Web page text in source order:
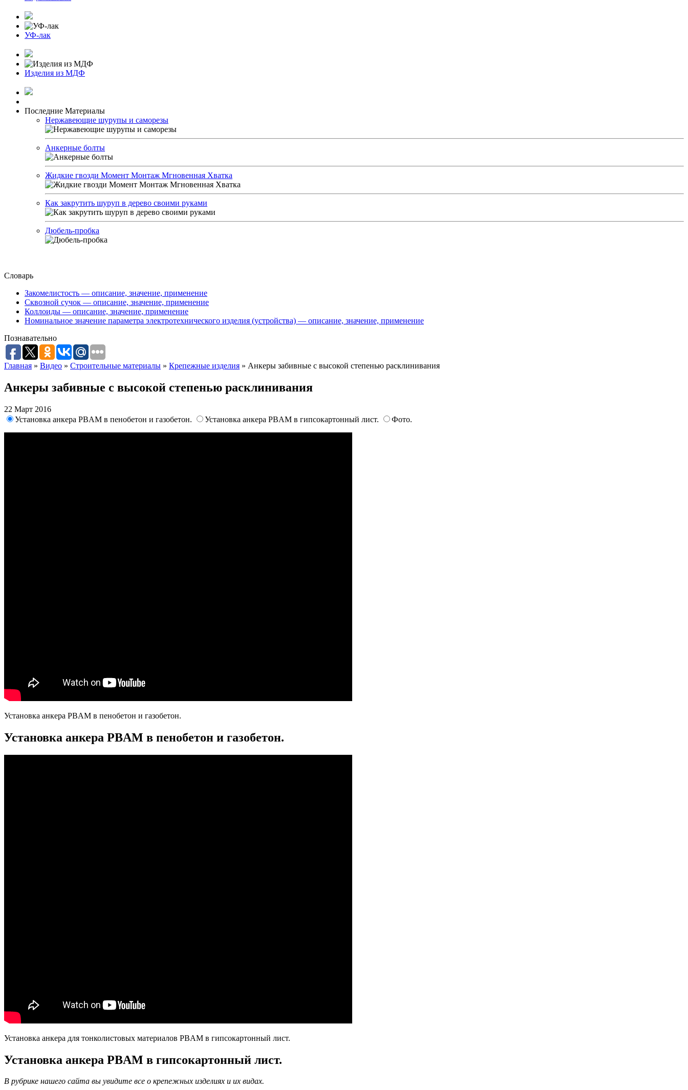
УФ-лак
Изделия из МДФ
Последние Материалы
Нержавеющие шурупы и саморезы
Анкерные болты
Жидкие гвозди Момент Монтаж Мгновенная Хватка
Как закрутить шуруп в дерево своими руками
Дюбель-пробка
Словарь
Закомелистость — описание, значение, применение
Сквозной сучок — описание, значение, применение
Коллоиды — описание, значение, применение
Номинальное значение параметра электротехнического изделия (устройства) — описание, значение, применение
Познавательно
Главная » Видео » Строительные материалы » Крепежные изделия » Анкеры забивные с высокой степенью расклинивания
Анкеры забивные с высокой степенью расклинивания
22 Март 2016
Установка анкера PBAM в пенобетон и газобетон.
Установка анкера PBAM в гипсокартонный лист. Фото.
Установка анкера PBAM в пенобетон и газобетон.
Установка анкера PBAM в пенобетон и газобетон.
Установка анкера для тонколистовых материалов PBAM в гипсокартонный лист.
Установка анкера PBAM в гипсокартонный лист.
В рубрике нашего сайта вы увидите все о крепежных изделиях и их видах.